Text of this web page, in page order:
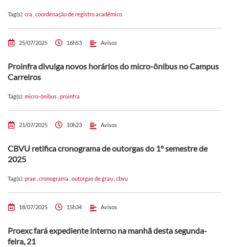
Tag(s): cra coordenação de registro acadêmico
25/07/2025 16h53 Avisos
Proinfra divulga novos horários do micro-ônibus no Campus
Carreiros
Tag(s): micro-ônibus proinfra
21/07/2025 10h23 Avisos
CBVU retifica cronograma de outorgas do 1º semestre de
2025
Tag(s): prae cronograma outorgas de grau cbvu
18/07/2025 15h34 Avisos
Proexc fará expediente interno na manhã desta segunda-
feira, 21